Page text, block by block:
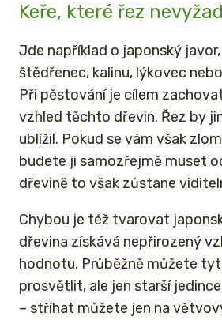
Keře, které řez
Jde například o japonský
štědřenec, kalinu, lýkovec
Při pěstování je cílem
vzhled těchto dřevin. Řez by
ublížil. Pokud se vám však
budete ji samozřejmě muset
dřevině to však zůstane
Chybou je též tvarovat
dřevina získává nepřirozený
hodnotu. Průběžně můžete
prosvětlit, ale jen starší
– stříhat můžete jen na